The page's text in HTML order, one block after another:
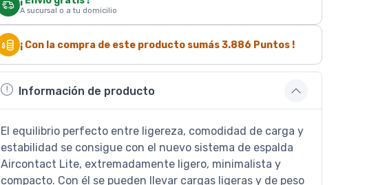
A sucursal o a tu domicilio
¡ Con la compra de este producto sumás3.886 Puntos !
Información de producto
El equilibrio perfecto entre ligereza, comodidad de carga y
estabilidad se consigue con el nuevo sistema de espalda
Aircontact Lite, extremadamente ligero, minimalista y
compacto. Con él se pueden llevar cargas ligeras y de peso